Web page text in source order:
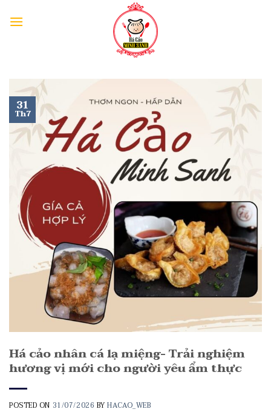
31
Th7
Há cảo nhân cá lạ miệng- Trải nghiệm
hương vị mới cho người yêu ẩm thực
POSTED ON 31/07/2026 BYHACAO_WEB